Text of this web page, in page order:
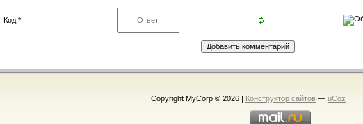
Код *:
Copyright MyCorp © 2026 | Конструктор сайтов — uCoz